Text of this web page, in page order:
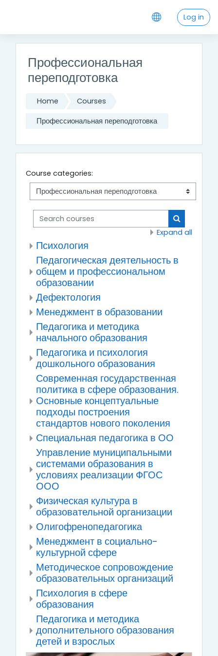
Log in
Профессиональная
переподготовка
Home Courses
Профессиональная переподготовка
Course categories:
Search courses
Search
Expand all
Психология
Педагогическая деятельность в
общем и профессиональном
образовании
Дефектология
Менеджмент в образовании
Педагогика и методика
начального образования
Педагогика и психология
дошкольного образования
Современная государственная
политика в сфере образования.
Основные концептуальные
подходы построения
стандартов нового поколения
Специальная педагогика в ОО
Управление муниципальными
системами образования в
условиях реализации ФГОС
ООО
Физическая культура в
образовательной организации
Олигофренопедагогика
Менеджмент в социально-
культурной сфере
Методическое сопровождение
образовательных организаций
Психология в сфере
образования
Педагогика и методика
дополнительного образования
детей и взрослых